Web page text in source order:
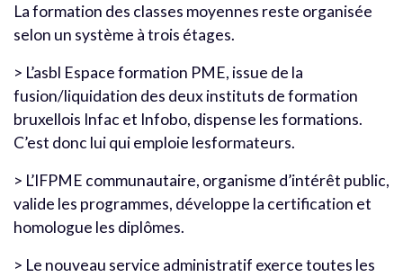
La formation des classes moyennes reste organisée
selon un système à trois étages.
> L’asbl Espace formation PME, issue de la
fusion/liquidation des deux instituts de formation
bruxellois Infac et Infobo, dispense les formations.
C’est donc lui qui emploie lesformateurs.
> L’IFPME communautaire, organisme d’intérêt public,
valide les programmes, développe la certification et
homologue les diplômes.
> Le nouveau service administratif exerce toutes les